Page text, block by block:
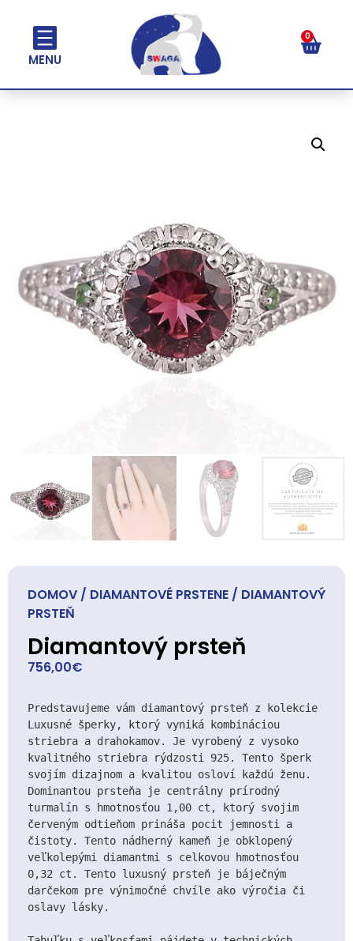
MENU
0
DOMOV / DIAMANTOVÉ PRSTENE / DIAMANTOVÝ
PRSTEŇ
Diamantový prsteň
756,00€
Predstavujeme vám diamantový prsteň z kolekcie
Luxusné šperky, ktorý vyniká kombináciou
striebra a drahokamov. Je vyrobený z vysoko
kvalitného striebra rýdzosti 925. Tento šperk
svojím dizajnom a kvalitou osloví každú ženu.
Dominantou prsteňa je centrálny prírodný
turmalín s hmotnosťou 1,00 ct, ktorý svojim
červeným odtieňom prináša pocit jemnosti a
čistoty. Tento nádherný kameň je obklopený
veľkolepými diamantmi s celkovou hmotnosťou
0,32 ct. Tento luxusný prsteň je báječným
darčekom pre výnimočné chvíle ako výročia či